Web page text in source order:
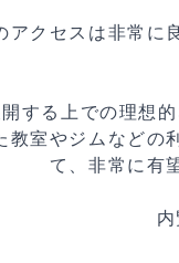
クセスは非常
する上での理想
教室やジムなど
て、非常に有